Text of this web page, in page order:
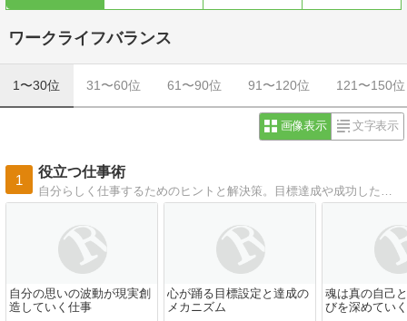
ワークライフバランス
1〜30位 31〜60位 61〜90位 91〜120位 121〜150位
画像表示 文字表示
1
役立つ仕事術
自分の思いの波動が現実創
造していく仕事
心が踊る目標設定と達成の
メカニズム
魂は真の自己
びを深めていく